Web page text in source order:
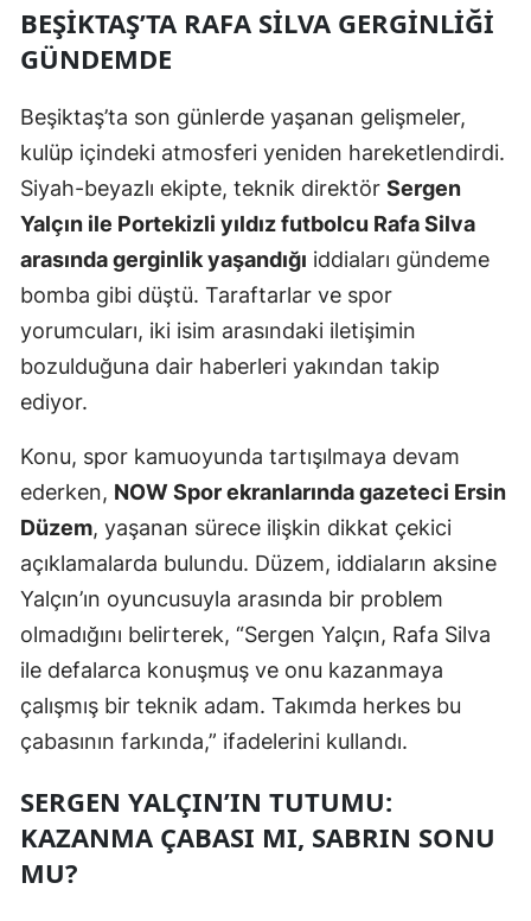
Erzurum
Gaziantep
Giresun
Gümüşhane
Hakkari
Hatay
Isparta
İstanbul
İzmir
Kastamonu
Kayseri
Kırklareli
Kırşehir
Kocaeli
Konya
BEŞIKTAŞ’TA RAFA SILVA GERGINLIĞI
GÜNDEMDE
Beşiktaş’ta son günlerde yaşanan gelişmeler,
kulüp içindeki atmosferi yeniden hareketlendirdi.
Siyah-beyazlı ekipte, teknik direktör Sergen
Yalçın ile Portekizli yıldız futbolcu Rafa Silva
arasında gerginlik yaşandığı iddiaları gündeme
bomba gibi düştü. Taraftarlar ve spor
yorumcuları, iki isim arasındaki iletişimin
bozulduğuna dair haberleri yakından takip
ediyor.
Konu, spor kamuoyunda tartışılmaya devam
ederken, NOW Spor ekranlarında gazeteci Ersin
Düzem, yaşanan sürece ilişkin dikkat çekici
açıklamalarda bulundu. Düzem, iddiaların aksine
Yalçın’ın oyuncusuyla arasında bir problem
olmadığını belirterek, “Sergen Yalçın, Rafa Silva
ile defalarca konuşmuş ve onu kazanmaya
çalışmış bir teknik adam. Takımda herkes bu
çabasının farkında,” ifadelerini kullandı.
SERGEN YALÇIN’IN TUTUMU:
KAZANMA ÇABASI MI, SABRIN SONU
MU?